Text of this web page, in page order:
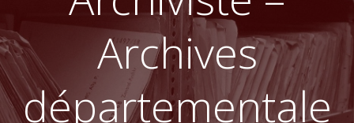
Archives
départementale